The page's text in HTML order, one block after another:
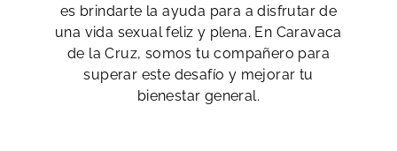
es brindarte la ayuda para a disfrutar de
una vida sexual feliz y plena. En Caravaca
de la Cruz, somos tu compañero para
superar este desafío y mejorar tu
bienestar general.